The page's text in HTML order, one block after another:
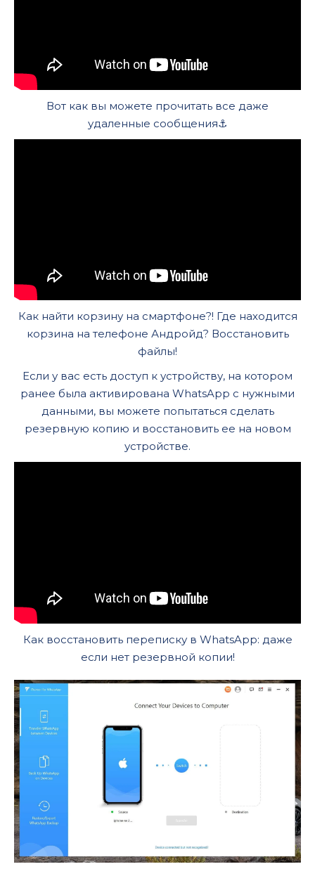
Вот как вы можете прочитать все даже
удаленные сообщения⚓️
Как найти корзину на смартфоне?! Где находится
корзина на телефоне Андройд? Восстановить
файлы!
Если у вас есть доступ к устройству, на котором
ранее была активирована WhatsApp с нужными
данными, вы можете попытаться сделать
резервную копию и восстановить ее на новом
устройстве.
Как восстановить переписку в WhatsApp: даже
если нет резервной копии!